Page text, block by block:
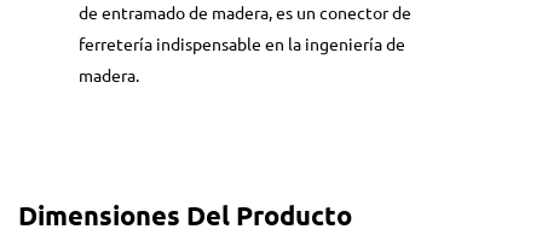
de entramado de madera, es un conector de
ferretería indispensable en la ingeniería de
madera.
Dimensiones Del Producto